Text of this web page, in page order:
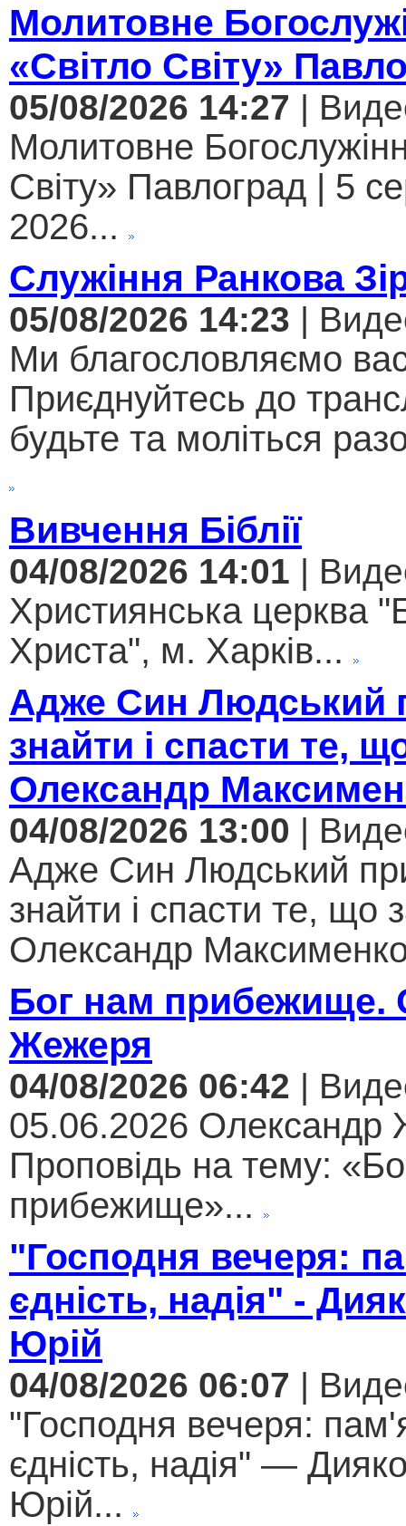
Молитовне
«Світло Світу»
05/08/2026 14:27 |
Молитовне
Світу» Павлоград | 5
2026...
Служіння Ранкова
05/08/2026 14:23 |
Ми благословляємо
Приєднуйтесь до
будьте та моліться
Вивчення Біблії
04/08/2026 14:01 |
Християнська церква
Христа", м. Харків...
Адже Син Людський
знайти і спасти те,
Олександр
04/08/2026 13:00 |
Адже Син Людський
знайти і спасти те, що
Олександр
Бог нам прибежище.
Жежеря
04/08/2026 06:42 |
05.06.2026 Олександр
Проповідь на тему:
прибежище»...
"Господня вечеря:
єдність, надія" -
Юрій
04/08/2026 06:07 |
"Господня вечеря:
єдність, надія" —
Юрій...